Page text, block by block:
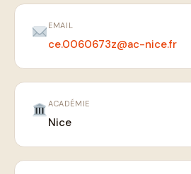
EMAIL
ce.0060673z@ac-nice.fr
ACADÉMIE
Nice